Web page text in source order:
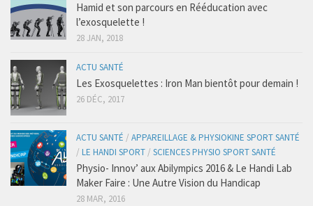
Gestion du Poids de Forme
Remise en Forme
Coaching
Coaching Entreprise & Entreprenariat
Coaching Mental
Coaching Sportif
Coaching Santé
Hamid et son parcours en Rééducation avec
l’exosquelette !
28 JAN, 2018
ACTU SANTÉ
Les Exosquelettes : Iron Man bientôt pour demain !
26 DÉC, 2017
ACTU SANTÉ / APPAREILLAGE & PHYSIOKINE SPORT SANTÉ
/ LE HANDI SPORT / SCIENCES PHYSIO SPORT SANTÉ
Physio- Innov’ aux Abilympics 2016 & Le Handi Lab
Maker Faire : Une Autre Vision du Handicap
28 MAR, 2016